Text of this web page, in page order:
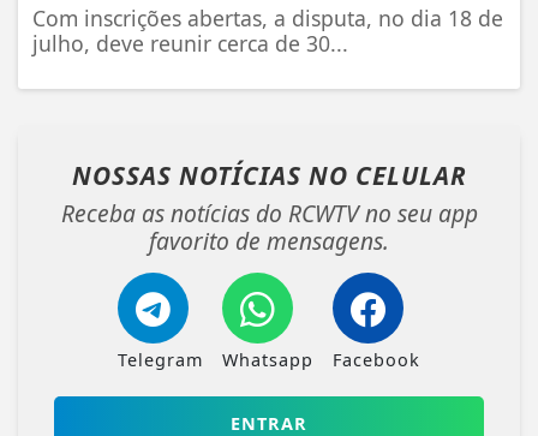
Com inscrições abertas, a disputa, no dia 18 de
julho, deve reunir cerca de 30...
NOSSAS NOTÍCIAS NO CELULAR
Receba as notícias do RCWTV no seu app
favorito de mensagens.
Telegram Whatsapp Facebook
ENTRAR